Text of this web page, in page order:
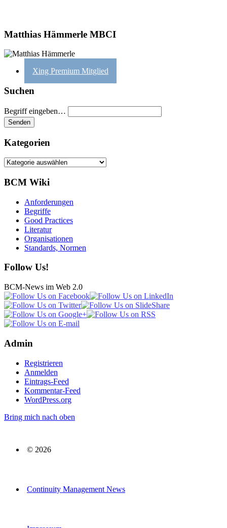
Matthias Hämmerle MBCI
Xing Premium Mitglied
Suchen
Begriff eingeben…
Kategorien
Kategorien
BCM Wiki
Anforderungen
Begriffe
Good Practices
Literatur
Organisationen
Standards, Normen
Follow Us!
BCM-News im Web 2.0
Admin
Registrieren
Anmelden
Eintrags-Feed
Kommentar-Feed
WordPress.org
Bring mich nach oben
© 2026
Continuity Management News